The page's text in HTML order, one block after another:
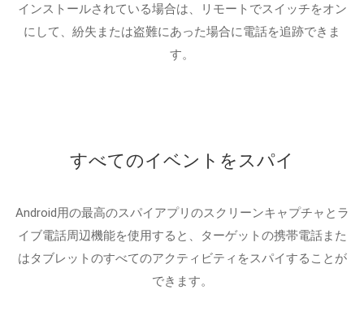
インストールされている場合は、リモートでスイッチをオン
にして、紛失または盗難にあった場合に電話を追跡できま
す。
すべてのイベントをスパイ
Android用の最高のスパイアプリのスクリーンキャプチャとラ
イブ電話周辺機能を使用すると、ターゲットの携帯電話また
はタブレットのすべてのアクティビティをスパイすることが
できます。